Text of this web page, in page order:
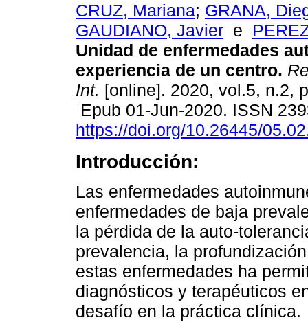
CRUZ, Mariana; GRANA,
GAUDIANO, Javier e
Unidad de enfermedades
experiencia de un centro.
Int. [online]. 2020, vol.5, n.2,
Epub 01-Jun-2020. ISSN
https://doi.org/10.26445/
Introducción:
Las enfermedades
enfermedades de baja
la pérdida de la auto-
prevalencia, la
estas enfermedades ha
diagnósticos y terapéuticos
desafío en la práctica clínica.